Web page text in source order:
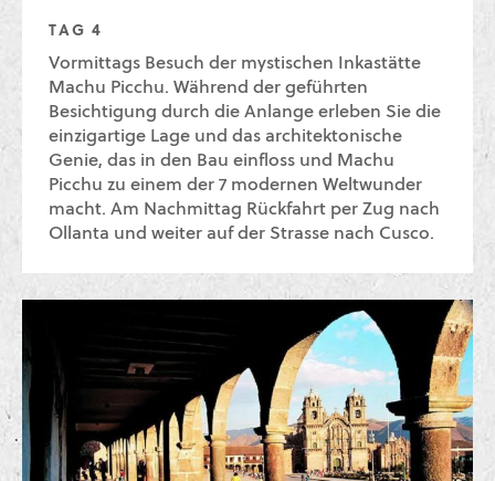
TAG 4
Vormittags Besuch der mystischen Inkastätte
Machu Picchu. Während der geführten
Besichtigung durch die Anlange erleben Sie die
einzigartige Lage und das architektonische
Genie, das in den Bau einfloss und Machu
Picchu zu einem der 7 modernen Weltwunder
macht. Am Nachmittag Rückfahrt per Zug nach
Ollanta und weiter auf der Strasse nach Cusco.